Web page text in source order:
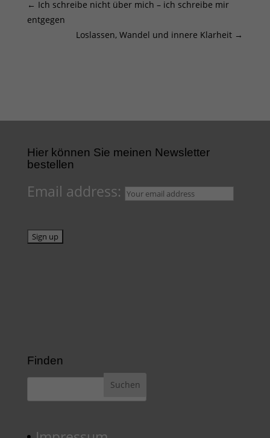
← Ich schreibe nicht über mich – ich schreibe mir
entgegen
Loslassen, Wandel und innere Klarheit →
Hier können Sie meinen Newsletter
bestellen
Email address:
Finden